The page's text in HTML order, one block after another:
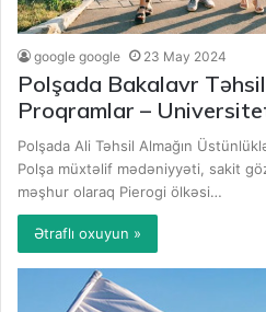
google google 23 May 2024
Polşada Bakalavr
Proqramlar –
Polşada Ali Təhsil Almağın
Polşa müxtəlif mədəniyyəti, sakit
məşhur olaraq Pierogi ölkəsi…
Ətraflı oxuyun »